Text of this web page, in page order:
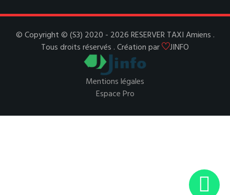
© Copyright © (S3) 2020 - 2026 RESERVER TAXI Amiens .
Tous droits réservés . Création par
JINFO
Mentions légales
Espace Pro